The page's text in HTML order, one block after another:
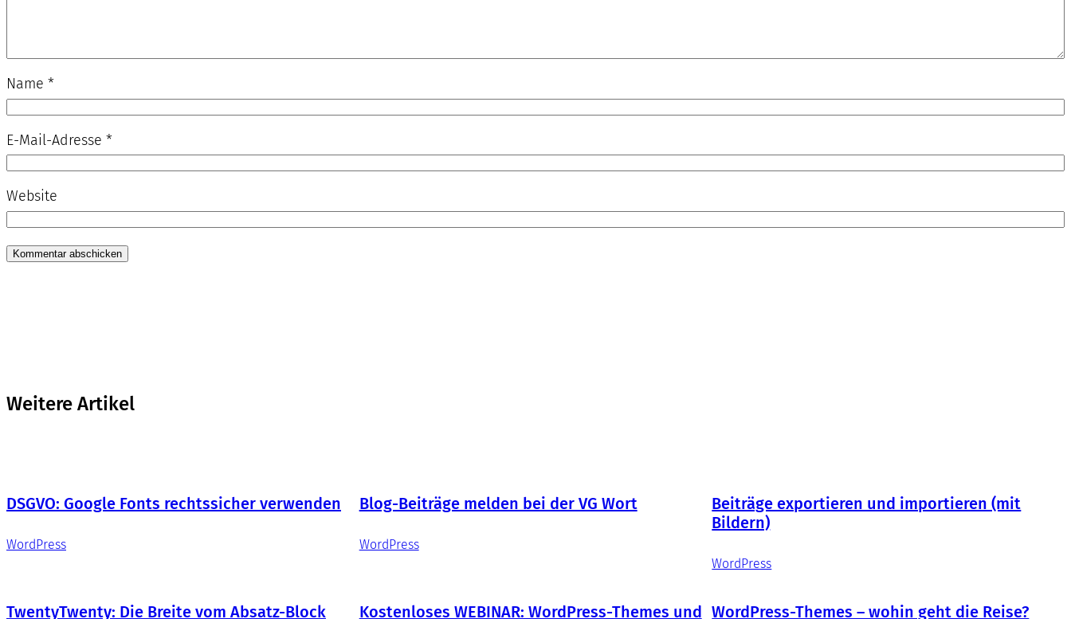
Name *
E-Mail-Adresse *
Website
Weitere Artikel
DSGVO: Google Fonts rechtssicher verwenden
WordPress
Blog-Beiträge melden bei der VG Wort
WordPress
Beiträge exportieren und importieren (mit
Bildern)
WordPress
TwentyTwenty: Die Breite vom Absatz-Block Kostenloses WEBINAR: WordPress-Themes und WordPress-Themes – wohin geht die Reise?